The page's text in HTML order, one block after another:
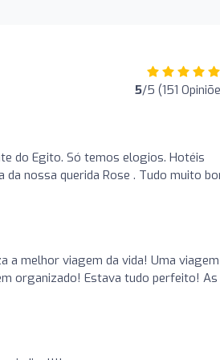
5/5 (151
do Egito. Só temos elogios. Hotéis
nossa querida Rose . Tudo muito
a melhor viagem da vida! Uma viagem
organizado! Estava tudo perfeito! As